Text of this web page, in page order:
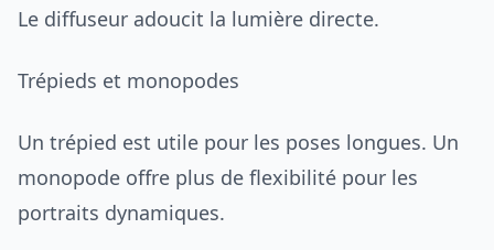
Le diffuseur adoucit la lumière directe.
Trépieds et monopodes
Un trépied est utile pour les poses longues. Un
monopode offre plus de flexibilité pour les
portraits dynamiques.